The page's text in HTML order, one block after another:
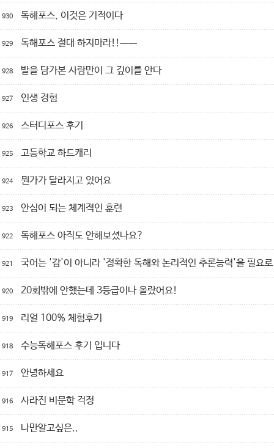
930 독해포스, 이것은 기적이다
929 독해포스 절대 하지마라!!ㅡㅡ
928 발을 담가본 사람만이 그 깊이를 안다
927 인생 경험
926 스터디포스 후기
925 고등학교 하드캐리
924 뭔가가 달라지고 있어요
923 안심이 되는 체계적인 훈련
922 독해포스 아직도 안해보셨나요?
921 국어는 '감'이 아니라 '정확한 독해와 논리적인 추론능력'을 필요
920 20회밖에 안했는데 3등급이나 올랐어요!
919 리얼 100% 체험후기
918 수능독해포스 후기 입니다
917 안녕하세요
916 사라진 비문학 걱정
915 나만알고싶은..